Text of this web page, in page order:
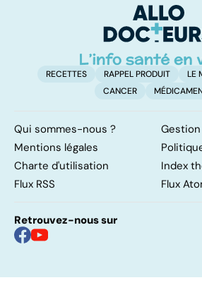
RECETTES RAPPEL PRODUIT
LE
CANCER
Qui sommes-nous ?
Mentions légales
Charte d'utilisation
Index
Flux RSS
Flux
Retrouvez-nous sur